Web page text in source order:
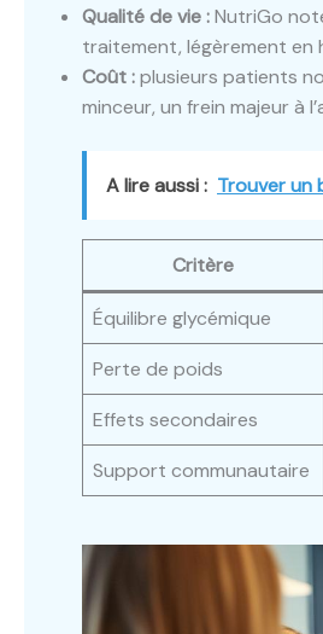
Qualité de vie :NutriGo
traitement, légèrement en
Coût :plusieurs patients
minceur, un frein majeur à
A lire aussi : Trouver un
Critère
Équilibre glycémique
Perte de poids
Effets secondaires
Support communautaire